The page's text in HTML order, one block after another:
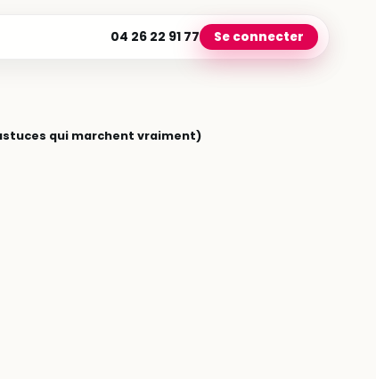
04 26 22 91 77 Se connecter
qui marchent vraiment)